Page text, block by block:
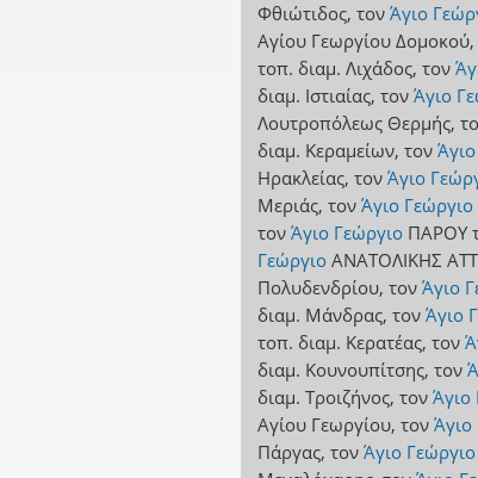
Φθιώτιδος, τον Άγιο
Αγίου Γεωργίου Δομοκού,
τοπ. διαμ. Λιχάδος, τον
διαμ. Ιστιαίας, τον Άγιο
Λουτροπόλεως Θερμής,
διαμ. Κεραμείων, τον
Ηρακλείας, τον Άγιο
Μεριάς, τον Άγιο Γεώργιο
τον Άγιο Γεώργιο ΠΑΡΟΥ
Γεώργιο ΑΝΑΤΟΛΙΚΗΣ
Πολυδενδρίου, τον Άγιο
διαμ. Μάνδρας, τον Άγιο
τοπ. διαμ. Κερατέας, τον
διαμ. Κουνουπίτσης, τον
διαμ. Τροιζήνος, τον Άγιο
Αγίου Γεωργίου, τον Άγιο
Πάργας, τον Άγιο Γεώργιο